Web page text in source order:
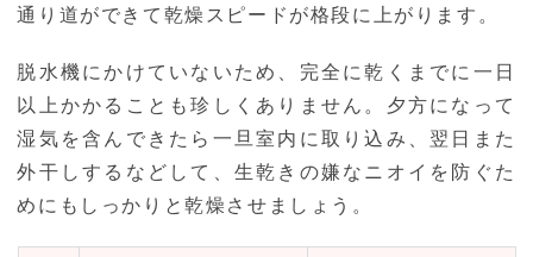
通り道ができて乾燥スピードが格段に上がります。
脱水機にかけていないため、完全に乾くまでに一日
以上かかることも珍しくありません。夕方になって
湿気を含んできたら一旦室内に取り込み、翌日また
外干しするなどして、生乾きの嫌なニオイを防ぐた
めにもしっかりと乾燥させましょう。